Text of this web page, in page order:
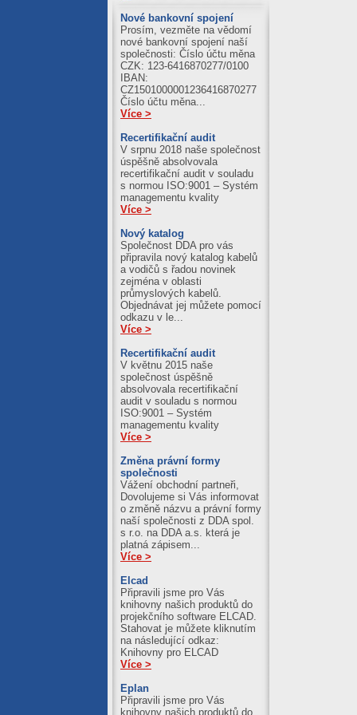
Al = 411.21
Cu = 1245.59
Nové bankovní spojení
Prosím, vezměte na vědomí
nové bankovní spojení naší
společnosti: Číslo účtu měna
CZK: 123-6416870277/0100
IBAN:
CZ1501000001236416870277
Číslo účtu měna...
Více >
Recertifikační audit
V srpnu 2018 naše společnost
úspěšně absolvovala
recertifikační audit v souladu
s normou ISO:9001 – Systém
managementu kvality
Více >
Nový katalog
Společnost DDA pro vás
připravila nový katalog kabelů
a vodičů s řadou novinek
zejména v oblasti
průmyslových kabelů.
Objednávat jej můžete pomocí
odkazu v le...
Více >
Recertifikační audit
V květnu 2015 naše
společnost úspěšně
absolvovala recertifikační
audit v souladu s normou
ISO:9001 – Systém
managementu kvality
Více >
Změna právní formy
společnosti
Vážení obchodní partneři,
Dovolujeme si Vás informovat
o změně názvu a právní formy
naší společnosti z DDA spol.
s r.o. na DDA a.s. která je
platná zápisem...
Více >
Elcad
Připravili jsme pro Vás
knihovny našich produktů do
projekčního software ELCAD.
Stahovat je můžete kliknutím
na následující odkaz:
Knihovny pro ELCAD
Více >
Eplan
Připravili jsme pro Vás
knihovny našich produktů do